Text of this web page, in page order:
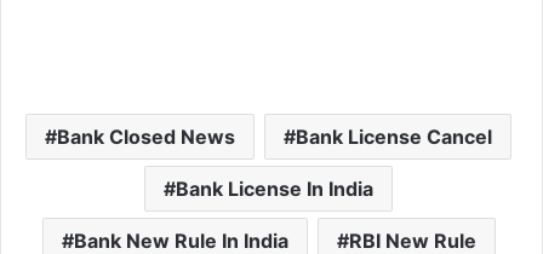
Bank Closed News Bank License Cancel
Bank License In India
Bank New Rule In India RBI New Rule